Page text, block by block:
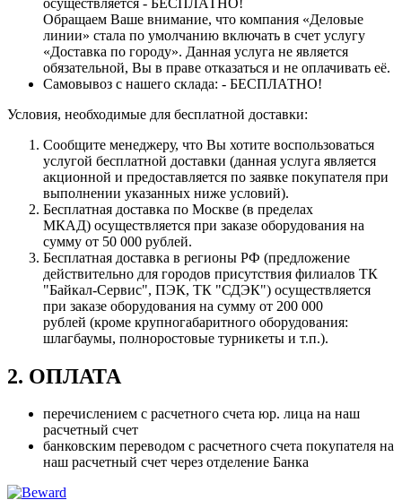
Обращаем Ваше внимание, что компания «Деловые
линии» стала по умолчанию включать в счет услугу
«Доставка по городу». Данная услуга не является
обязательной, Вы в праве отказаться и не оплачивать её.
Самовывоз с нашего склада: - БЕСПЛАТНО!
Условия, необходимые для бесплатной доставки:
Сообщите менеджеру, что Вы хотите воспользоваться
услугой бесплатной доставки (данная услуга является
акционной и предоставляется по заявке покупателя при
выполнении указанных ниже условий).
Бесплатная доставка по Москве (в пределах
МКАД) осуществляется при заказе оборудования на
сумму от 50 000 рублей.
Бесплатная доставка в регионы РФ (предложение
действительно для городов присутствия филиалов ТК
"Байкал-Сервис", ПЭК, ТК "СДЭК") осуществляется
при заказе оборудования на сумму от 200 000
рублей (кроме крупногабаритного оборудования:
шлагбаумы, полноростовые турникеты и т.п.).
2. ОПЛАТА
перечислением с расчетного счета юр. лица на наш
расчетный счет
банковским переводом с расчетного счета покупателя на
наш расчетный счет через отделение Банка